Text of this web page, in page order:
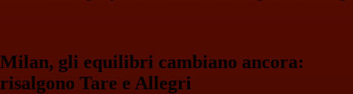
Milan, gli equilibri cambiano ancora:
risalgono Tare e Allegri